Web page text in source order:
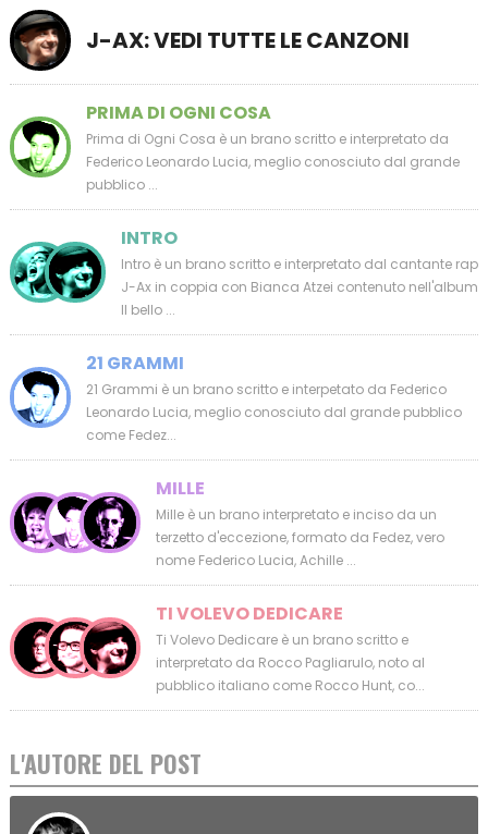
J-AX: VEDI TUTTE LE CANZONI
PRIMA DI OGNI COSA
Prima di Ogni Cosa è un brano scritto e interpretato da
Federico Leonardo Lucia, meglio conosciuto dal grande
pubblico ...
INTRO
Intro è un brano scritto e interpretato dal cantante rap
J-Ax in coppia con Bianca Atzei contenuto nell'album
Il bello ...
21 GRAMMI
21 Grammi è un brano scritto e interpetato da Federico
Leonardo Lucia, meglio conosciuto dal grande pubblico
come Fedez...
MILLE
Mille è un brano interpretato e inciso da un
terzetto d'eccezione, formato da Fedez, vero
nome Federico Lucia, Achille ...
TI VOLEVO DEDICARE
Ti Volevo Dedicare è un brano scritto e
interpretato da Rocco Pagliarulo, noto al
pubblico italiano come Rocco Hunt, co...
L'AUTORE DEL POST